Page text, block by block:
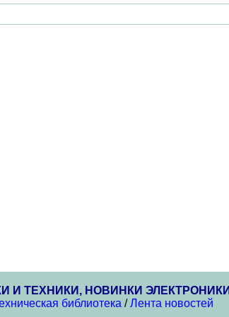
И ТЕХНИКИ, НОВИНКИ
библиотека /Лента новостей